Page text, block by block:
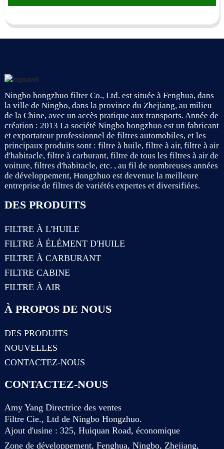
Ningbo hongzhuo filter Co., Ltd. est située à Fenghua, dans
la ville de Ningbo, dans la province du Zhejiang, au milieu
de la Chine, avec un accès pratique aux transports. Année de
création : 2013 La société Ningbo hongzhuo est un fabricant
et exportateur professionnel de filtres automobiles, et les
principaux produits sont : filtre à huile, filtre à air, filtre à air
d'habitacle, filtre à carburant, filtre de tous les filtres à air de
voiture, filtres d'habitacle, etc. , au fil de nombreuses années
de développement, Hongzhuo est devenue la meilleure
entreprise de filtres de variétés expertes et diversifiées.
DES PRODUITS
FILTRE À L'HUILE
FILTRE À ÉLÉMENT D'HUILE
FILTRE À CARBURANT
FILTRE CABINE
FILTRE À AIR
À PROPOS DE NOUS
DES PRODUITS
NOUVELLES
CONTACTEZ-NOUS
CONTACTEZ-NOUS
Amy Yang Directrice des ventes
Filtre Cie., Ltd de Ningbo Hongzhuo.
Ajout d'usine : 325, Huiquan Road, économique
Zone de développement, Fenghua, Ningbo, Zhejiang,